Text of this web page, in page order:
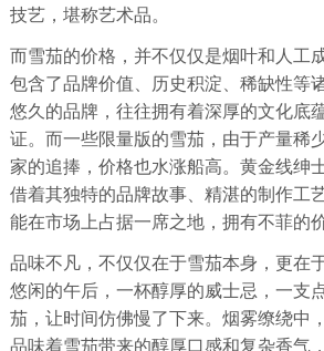
技艺，堪称艺术品。
而雪茄的价格，并不仅仅是烟叶和人工
包含了品牌价值、历史积淀、稀缺性等
悠久的品牌，往往拥有着深厚的文化底
证。而一些限量版的雪茄，由于产量稀
家的追捧，价格也水涨船高。黄金线绅
借着其独特的品牌故事、精湛的制作工
能在市场上占据一席之地，拥有不菲的价
品味不凡，不仅仅在于雪茄本身，更在
悠闲的午后，一杯醇厚的威士忌，一支
茄，让时间仿佛慢了下来。烟雾缭绕中
品味着雪茄带来的醇厚口感和复杂香气